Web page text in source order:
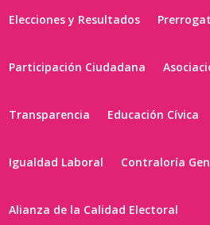
Elecciones y Resultados
Participación Ciudadana
Transparencia Educación Cívica
Igualdad Laboral Contraloría
Alianza de la Calidad Electoral